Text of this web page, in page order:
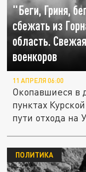
"Беги, Гриня,
сбежать из
область.
военкоров
11 АПРЕЛЯ 06:00
Окопавшиеся в
пунктах
пути отхода на
ПОЛИТИКА